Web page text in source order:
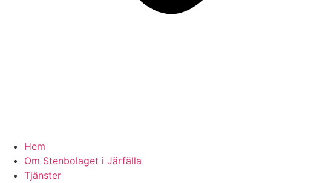
Hem
Om Stenbolaget i Järfälla
Tjänster